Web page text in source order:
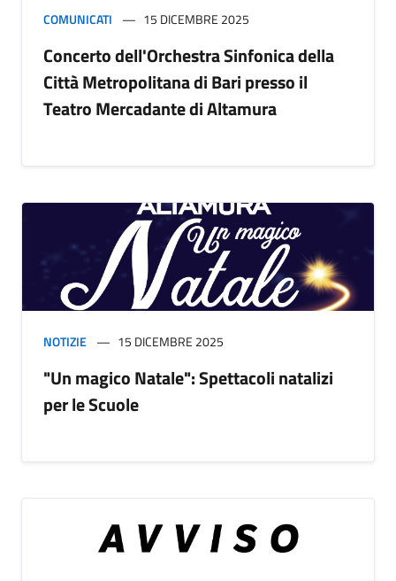
COMUNICATI 15 DICEMBRE 2025
Concerto dell'Orchestra Sinfonica della
Città Metropolitana di Bari presso il
Teatro Mercadante di Altamura
NOTIZIE 15 DICEMBRE 2025
"Un magico Natale": Spettacoli natalizi
per le Scuole